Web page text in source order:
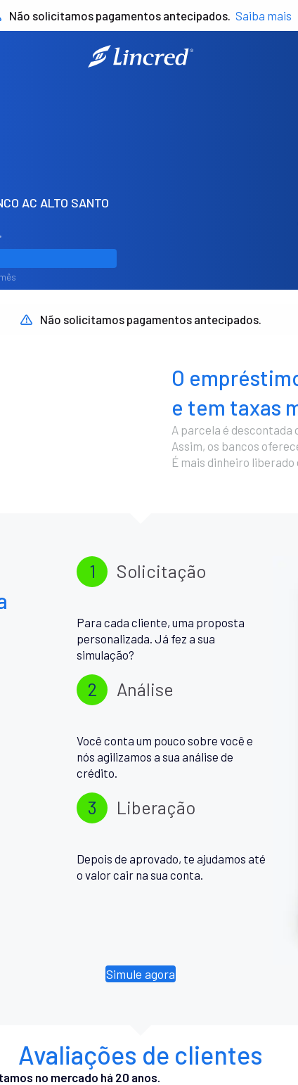
Não solicitamos pagamentos antecipados. Saiba mais
AC ALTO SANTO
Não solicitamos pagamentos antecipados.
O
e tem taxas
A parcela é descontada
Assim, os bancos
É mais dinheiro
1 Solicitação
Para cada cliente, uma proposta
personalizada. Já fez a sua
simulação?
2 Análise
Você conta um pouco sobre você e
nós agilizamos a sua análise de
crédito.
3 Liberação
Depois de aprovado, te ajudamos até
o valor cair na sua conta.
Simule agora
Avaliações de clientes
no mercado há 20 anos.